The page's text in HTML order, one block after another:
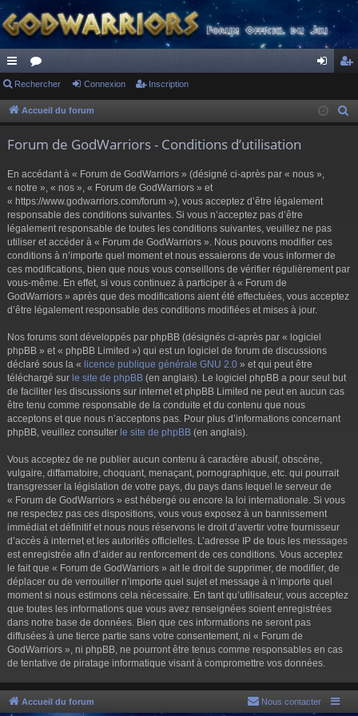
ac
co
s
or
u ne cri
Rechercher Connexion Inscription
Accueil du forum
Forum de GodWarriors - Conditions d’utilisation
En accédant à « Forum de GodWarriors » (désigné ci-après par « nous »,
« notre », « nos », « Forum de GodWarriors » et
« https://www.godwarriors.com/forum »), vous acceptez d’être légalement
responsable des conditions suivantes. Si vous n’acceptez pas d’être
légalement responsable de toutes les conditions suivantes, veuillez ne pas
utiliser et accéder à « Forum de GodWarriors ». Nous pouvons modifier ces
conditions à n’importe quel moment et nous essaierons de vous informer de
ces modifications, bien que nous vous conseillons de vérifier régulièrement par
vous-même. En effet, si vous continuez à participer à « Forum de
GodWarriors » après que des modifications aient été effectuées, vous acceptez
d’être légalement responsable des conditions modifiées et mises à jour.
Nos forums sont développés par phpBB (désignés ci-après par « logiciel
phpBB » et « phpBB Limited ») qui est un logiciel de forum de discussions
déclaré sous la « licence publique générale GNU 2.0 » et qui peut être
téléchargé sur le site de phpBB (en anglais). Le logiciel phpBB a pour seul but
de faciliter les discussions sur internet et phpBB Limited ne peut en aucun cas
être tenu comme responsable de la conduite et du contenu que nous
acceptons et que nous n’acceptons pas. Pour plus d’informations concernant
phpBB, veuillez consulter le site de phpBB (en anglais).
Vous acceptez de ne publier aucun contenu à caractère abusif, obscène,
vulgaire, diffamatoire, choquant, menaçant, pornographique, etc. qui pourrait
transgresser la législation de votre pays, du pays dans lequel le serveur de
« Forum de GodWarriors » est hébergé ou encore la loi internationale. Si vous
ne respectez pas ces dispositions, vous vous exposez à un bannissement
immédiat et définitif et nous nous réservons le droit d’avertir votre fournisseur
d’accès à internet et les autorités officielles. L’adresse IP de tous les messages
est enregistrée afin d’aider au renforcement de ces conditions. Vous acceptez
le fait que « Forum de GodWarriors » ait le droit de supprimer, de modifier, de
déplacer ou de verrouiller n’importe quel sujet et message à n’importe quel
moment si nous estimons cela nécessaire. En tant qu’utilisateur, vous acceptez
que toutes les informations que vous avez renseignées soient enregistrées
dans notre base de données. Bien que ces informations ne seront pas
diffusées à une tierce partie sans votre consentement, ni « Forum de
GodWarriors », ni phpBB, ne pourront être tenus comme responsables en cas
de tentative de piratage informatique visant à compromettre vos données.
Accueil du forum Nous contacter